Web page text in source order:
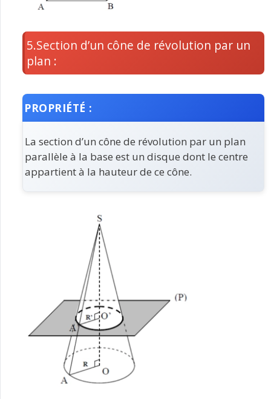
5.Section d’un cône de révolution par un
plan :
PROPRIÉTÉ :
La section d’un cône de révolution par un plan
parallèle à la base est un disque dont le centre
appartient à la hauteur de ce cône.